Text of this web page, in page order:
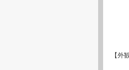
【外